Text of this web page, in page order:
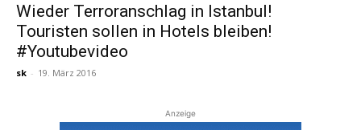
Reiseempfehlungen.
Wieder Terroranschlag in Istanbul!
Touristen sollen in Hotels bleiben!
#Youtubevideo
sk - 19. März 2016
Anzeige